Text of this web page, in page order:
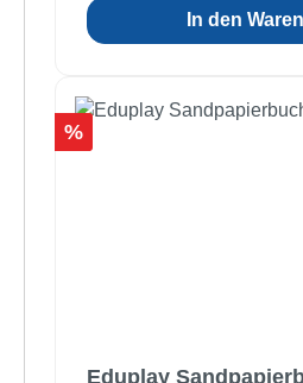
In den
Rabatt
%
Eduplay